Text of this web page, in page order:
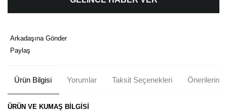
Arkadaşına Gönder
Paylaş
Ürün Bilgisi Yorumlar Taksit Seçenekleri Önerileriniz
ÜRÜN VE KUMAŞ BİLGİSİ